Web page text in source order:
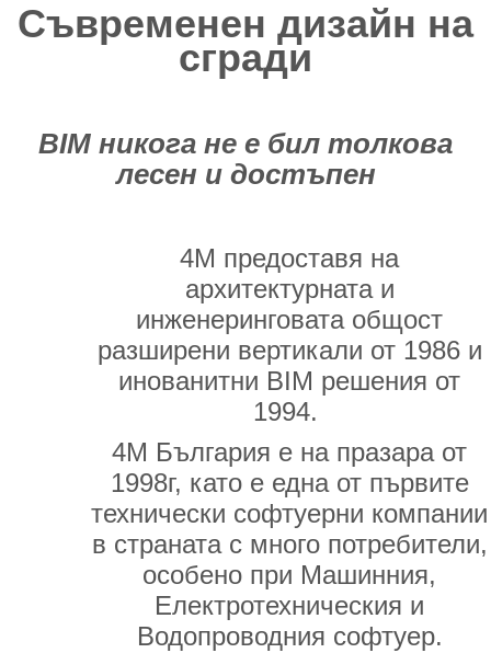
Съвременен дизайн на
сгради
BIM никога не е бил толкова
лесен и достъпен
4М предоставя на
архитектурната и
инженеринговата общост
разширени вертикали от 1986 и
инованитни BIM решения от
1994.
4М България е на празара от
1998г, като е една от първите
технически софтуерни компании
в страната с много потребители,
особено при Машинния,
Електротехническия и
Водопроводния софтуер.